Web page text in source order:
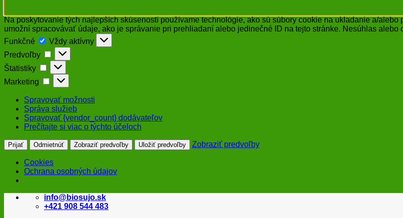
Na poskytovanie tých najlepších skúseností používame technológie, ako sú súbory cookie na ukladanie a/
umožní spracovávať údaje, ako je správanie pri prehliadaní alebo jedinečné ID na tejto stránke. Nesúhlas
Funkčné
Funkčné
Vždy aktívny
Predvoľby
Predvoľby
Štatistiky Štatistiky
Marketing Marketing
Spravovať možnosti
Správa služieb
Spravovať {vendor_count} dodávateľov
Prečítajte si viac o týchto účeloch
Prijať Odmietnúť Zobraziť predvoľby Uložiť predvoľby Zobraziť predvoľby
Cookies
Ochrana osobných údajov
Skip
info@biosujo.sk
+421 908 544 483